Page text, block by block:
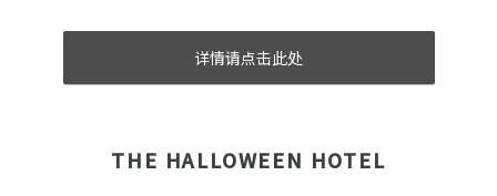
详情请点击此处
THE HALLOWEEN HOTEL